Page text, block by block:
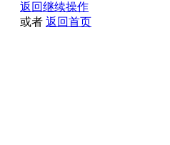
返回继续操作
或者 返回首页